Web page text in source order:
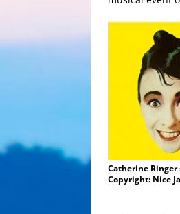
Catherine Ringer
Copyright: Nice